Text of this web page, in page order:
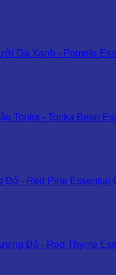
Da Xanh - Pomelo
Tonka - Tonka Bean
Đỏ - Red Pine Essential
Đỏ - Red Thyme